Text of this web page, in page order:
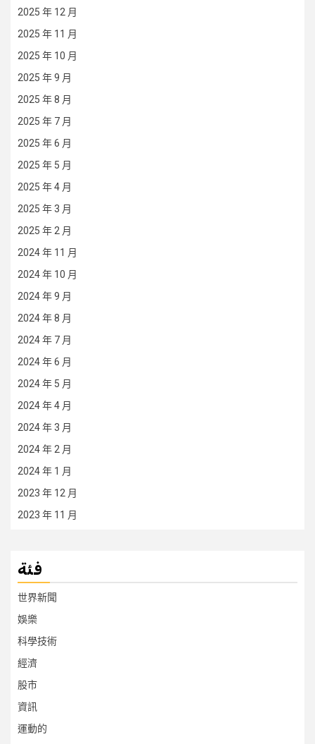
2025 年 12 月
2025 年 11 月
2025 年 10 月
2025 年 9 月
2025 年 8 月
2025 年 7 月
2025 年 6 月
2025 年 5 月
2025 年 4 月
2025 年 3 月
2025 年 2 月
2024 年 11 月
2024 年 10 月
2024 年 9 月
2024 年 8 月
2024 年 7 月
2024 年 6 月
2024 年 5 月
2024 年 4 月
2024 年 3 月
2024 年 2 月
2024 年 1 月
2023 年 12 月
2023 年 11 月
فئة
世界新聞
娛樂
科學技術
經濟
股市
資訊
運動的